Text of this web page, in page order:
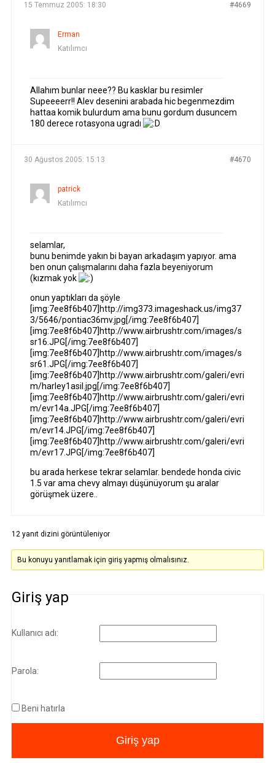
15 Temmuz 2005: 18:30 #4669
Erman
Katılımcı
Allahım bunlar neee?? Bu kasklar bu resimler
Supeeeerr!! Alev desenini arabada hic begenmezdim
hattaa komik bulurdum ama bunu gordum dusuncem
180 derece rotasyona ugradı
30 Ağustos 2005: 15:13 #4670
patrick
Katılımcı
selamlar,
bunu benimde yakın bi bayan arkadaşım yapıyor. ama
ben onun çalışmalarını daha fazla beyeniyorum
(kızmak yok
onun yaptıkları da şöyle
[img:7ee8f6b407]http://img373.imageshack.us/img37
3/5646/pontiac36mv.jpg[/img:7ee8f6b407]
[img:7ee8f6b407]http://www.airbrushtr.com/images/s
sr16.JPG[/img:7ee8f6b407]
[img:7ee8f6b407]http://www.airbrushtr.com/images/s
sr61.JPG[/img:7ee8f6b407]
[img:7ee8f6b407]http://www.airbrushtr.com/galeri/evri
m/harley1asil.jpg[/img:7ee8f6b407]
[img:7ee8f6b407]http://www.airbrushtr.com/galeri/evri
m/evr14a.JPG[/img:7ee8f6b407]
[img:7ee8f6b407]http://www.airbrushtr.com/galeri/evri
m/evr14.JPG[/img:7ee8f6b407]
[img:7ee8f6b407]http://www.airbrushtr.com/galeri/evri
m/evr17.JPG[/img:7ee8f6b407]
bu arada herkese tekrar selamlar. bendede honda civic
1.5 var ama chevy almayı düşünüyorum şu aralar
görüşmek üzere..
12 yanıt dizini görüntüleniyor
Bu konuyu yanıtlamak için giriş yapmış olmalısınız.
Giriş yap
Kullanıcı adı:
Parola:
Beni hatırla
Giriş yap